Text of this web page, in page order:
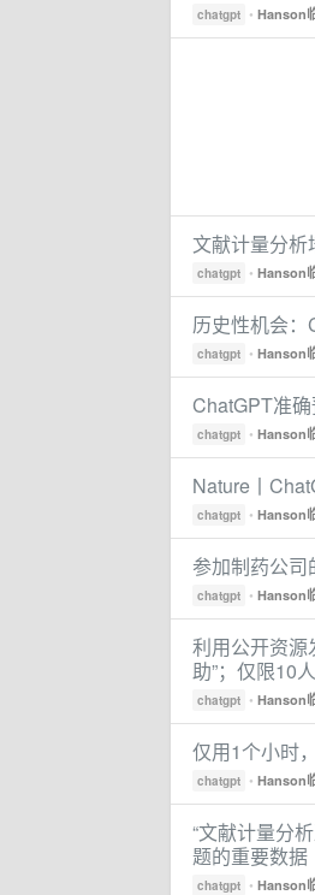
chatgpt • Hanson
文献计量分析
chatgpt • Hanson
历史性机会：
chatgpt • Hanson
ChatGPT准
chatgpt • Hanson
Nature丨
chatgpt • Hanson
参加制药公
chatgpt • Hanson
利用公开资源
助”；仅限10人
chatgpt • Hanson
仅用1个小时
chatgpt • Hanson
“文献计量分
题的重要数据
chatgpt • Hanson